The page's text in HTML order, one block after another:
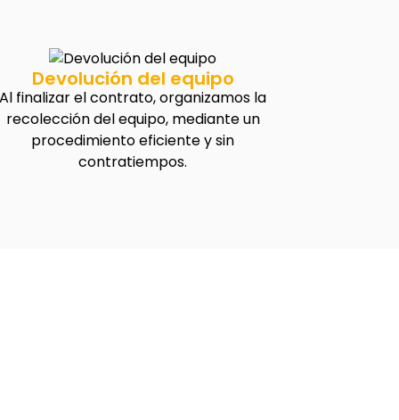
Devolución del equipo
Al finalizar el contrato, organizamos la
recolección del equipo, mediante un
procedimiento eficiente y sin
contratiempos.